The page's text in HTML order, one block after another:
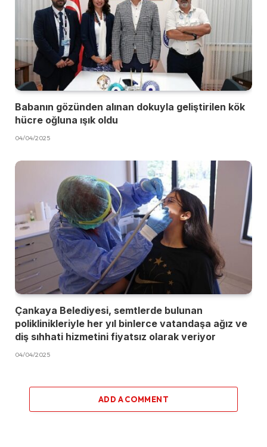
Babanın gözünden alınan dokuyla geliştirilen kök
hücre oğluna ışık oldu
04/04/2025
Çankaya Belediyesi, semtlerde bulunan
poliklinikleriyle her yıl binlerce vatandaşa ağız ve
diş sıhhati hizmetini fiyatsız olarak veriyor
04/04/2025
ADD A COMMENT